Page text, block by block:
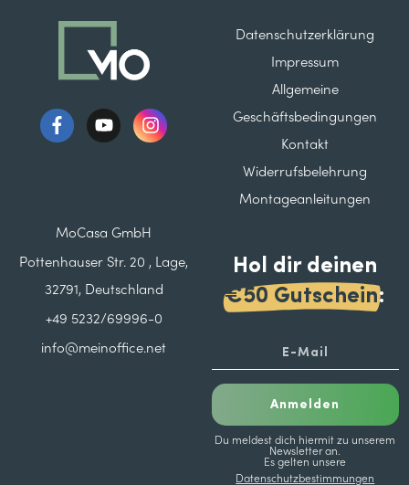
Datenschutzerklärung
Impressum
Allgemeine
Geschäftsbedingungen
Kontakt
Widerrufsbelehrung
Montageanleitungen
MoCasa GmbH
Pottenhauser Str. 20 , Lage,
32791, Deutschland
+49 5232/69996-0
info@meinoffice.net
Hol dir deinen
€50 Gutschein:
Anmelden
Du meldest dich hiermit zu unserem
Newsletter an.
Es gelten unsere
Datenschutzbestimmungen